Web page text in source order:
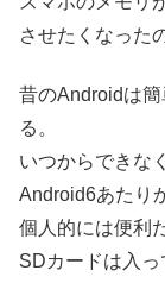
させたくなった
昔のAndroidは
る。
いつからできな
Android6あたり
個人的には便利
SDカードは入